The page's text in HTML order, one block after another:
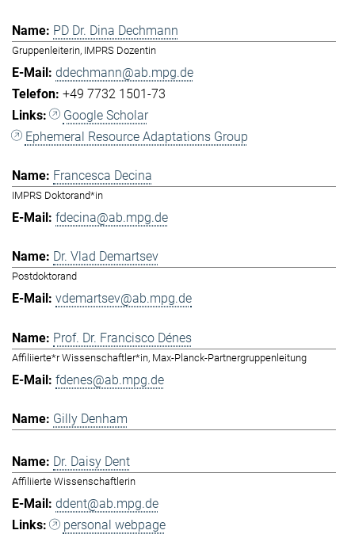
PD Dr. Dina Dechmann
Gruppenleiterin, IMPRS Dozentin
ddechmann@ab.mpg.de
+49 7732 1501-73
Google Scholar
Ephemeral Resource Adaptations Group
Francesca Decina
IMPRS Doktorand*in
fdecina@ab.mpg.de
Dr. Vlad Demartsev
Postdoktorand
vdemartsev@ab.mpg.de
Prof. Dr. Francisco Dénes
Affiliierte*r Wissenschaftler*in, Max-Planck-Partnergruppenleitung
fdenes@ab.mpg.de
Gilly Denham
Dr. Daisy Dent
Affiliierte Wissenschaftlerin
ddent@ab.mpg.de
personal webpage